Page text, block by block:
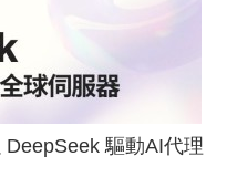
驅動AI代理